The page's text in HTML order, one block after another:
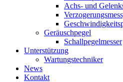
Achs- und
Geräuschpegel
Schallpegelmesser
Unterstützung
Wartungstechniker
News
Kontakt